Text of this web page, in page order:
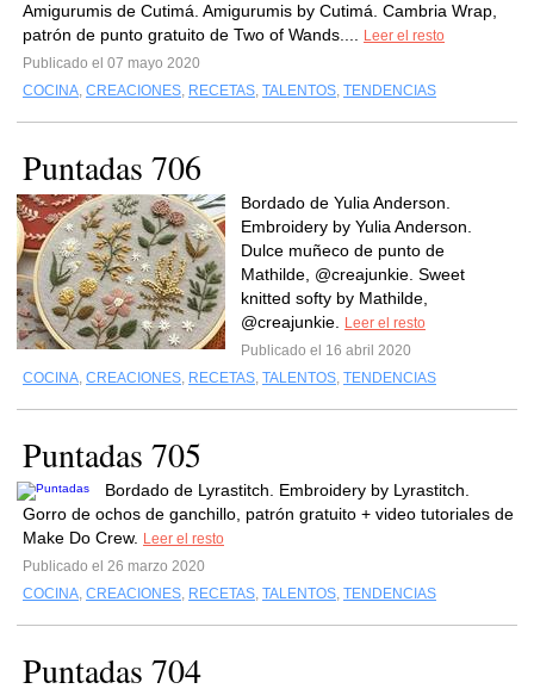
Amigurumis de Cutimá. Amigurumis by Cutimá. Cambria Wrap,
patrón de punto gratuito de Two of Wands....
Leer el resto
Publicado el 07 mayo 2020
COCINA, CREACIONES, RECETAS, TALENTOS, TENDENCIAS
Puntadas 706
Bordado de Yulia Anderson.
Embroidery by Yulia Anderson.
Dulce muñeco de punto de
Mathilde, @creajunkie. Sweet
knitted softy by Mathilde,
@creajunkie.
Leer el resto
Publicado el 16 abril 2020
COCINA, CREACIONES, RECETAS, TALENTOS, TENDENCIAS
Puntadas 705
Bordado de Lyrastitch. Embroidery by Lyrastitch.
Gorro de ochos de ganchillo, patrón gratuito + video tutoriales de
Make Do Crew.
Leer el resto
Publicado el 26 marzo 2020
COCINA, CREACIONES, RECETAS, TALENTOS, TENDENCIAS
Puntadas 704